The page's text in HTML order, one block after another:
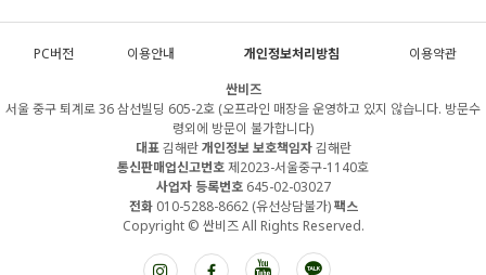
PC버전 이용안내 개인정보처리방침
이용약관
싼비즈
서울 중구 퇴계로 36 삼선빌딩 605-2호 (오프라인 매장을 운영하고 있지 않습니다. 방문수
령외에 방문이 불가합니다)
대표김해란개인정보 보호책임자김해란
통신판매업신고번호제2023-서울중구-1140호
사업자 등록번호645-02-03027
전화010-5288-8662 (유선상담불가)팩스
Copyright © 싼비즈 All Rights Reserved.